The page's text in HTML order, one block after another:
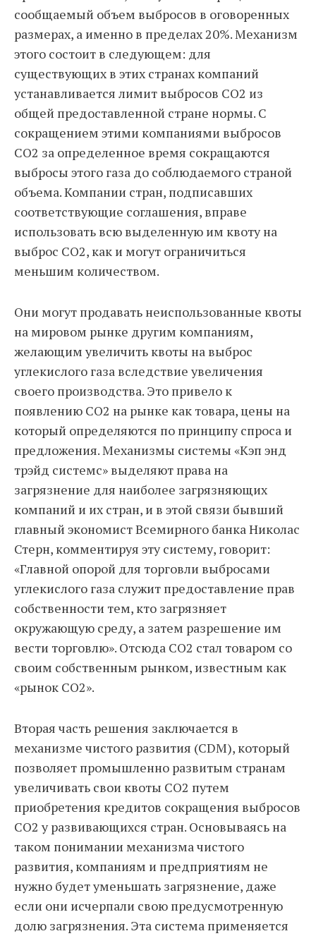
сообщаемый объем выбросов в оговоренных
размерах, а именно в пределах 20%. Механизм
этого состоит в следующем: для
существующих в этих странах компаний
устанавливается лимит выбросов СО2 из
общей предоставленной стране нормы. С
сокращением этими компаниями выбросов
СО2 за определенное время сокращаются
выбросы этого газа до соблюдаемого страной
объема. Компании стран, подписавших
соответствующие соглашения, вправе
использовать всю выделенную им квоту на
выброс СО2, как и могут ограничиться
меньшим количеством.
Они могут продавать неиспользованные квоты
на мировом рынке другим компаниям,
желающим увеличить квоты на выброс
углекислого газа вследствие увеличения
своего производства. Это привело к
появлению СО2 на рынке как товара, цены на
который определяются по принципу спроса и
предложения. Механизмы системы «Кэп энд
трэйд системс» выделяют права на
загрязнение для наиболее загрязняющих
компаний и их стран, и в этой связи бывший
главный экономист Всемирного банка Николас
Стерн, комментируя эту систему, говорит:
«Главной опорой для торговли выбросами
углекислого газа служит предоставление прав
собственности тем, кто загрязняет
окружающую среду, а затем разрешение им
вести торговлю». Отсюда CO2 стал товаром со
своим собственным рынком, известным как
«рынок CO2».
Вторая часть решения заключается в
механизме чистого развития (CDM), который
позволяет промышленно развитым странам
увеличивать свои квоты CO2 путем
приобретения кредитов сокращения выбросов
CO2 у развивающихся стран. Основываясь на
таком понимании механизма чистого
развития, компаниям и предприятиям не
нужно будет уменьшать загрязнение, даже
если они исчерпали свою предусмотренную
долю загрязнения. Эта система применяется